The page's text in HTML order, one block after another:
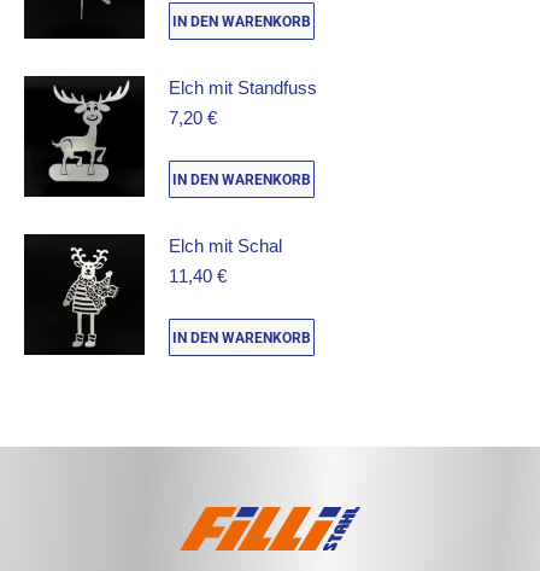
IN DEN WARENKORB
Elch mit Standfuss
7,20 €
IN DEN WARENKORB
Elch mit Schal
11,40 €
IN DEN WARENKORB